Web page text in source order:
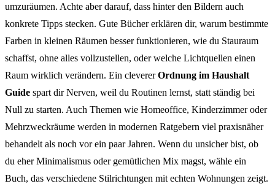
umzuräumen. Achte aber darauf, dass hinter den Bildern auch
konkrete Tipps stecken. Gute Bücher erklären dir, warum bestimmte
Farben in kleinen Räumen besser funktionieren, wie du Stauraum
schaffst, ohne alles vollzustellen, oder welche Lichtquellen einen
Raum wirklich verändern. Ein clevererOrdnung im Haushalt
Guide spart dir Nerven, weil du Routinen lernst, statt ständig bei
Null zu starten. Auch Themen wie Homeoffice, Kinderzimmer oder
Mehrzweckräume werden in modernen Ratgebern viel praxisnäher
behandelt als noch vor ein paar Jahren. Wenn du unsicher bist, ob
du eher Minimalismus oder gemütlichen Mix magst, wähle ein
Buch, das verschiedene Stilrichtungen mit echten Wohnungen zeigt.